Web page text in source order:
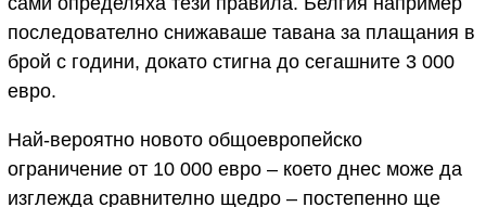
последователно снижаваше тавана за плащания в
брой с години, докато стигна до сегашните 3 000
евро.
Най-вероятно новото общоевропейско
ограничение от 10 000 евро – което днес може да
изглежда сравнително щедро – постепенно ще